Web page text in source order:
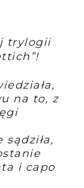
trylogii
na to, z
i capo